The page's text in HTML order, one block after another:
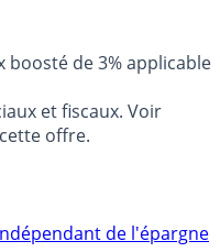
boosté de 3% applicable
et fiscaux. Voir
offre.
de l'épargne